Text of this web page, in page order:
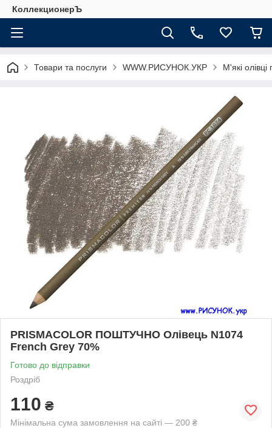
КоллекционерЪ
Товари та послуги WWW.РИСУНОК.УКР М'які
PRISMACOLOR ПОШТУЧНО Олівець N1074
French Grey 70%
Готово до відправки
Роздріб
110 ₴
Мінімальна сума замовлення на сайті — 200 ₴